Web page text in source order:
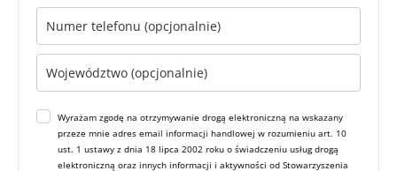
Wyrażam zgodę na otrzymywanie drogą elektroniczną na wskazany
przeze mnie adres email informacji handlowej w rozumieniu art. 10
ust. 1 ustawy z dnia 18 lipca 2002 roku o świadczeniu usług drogą
elektroniczną oraz innych informacji i aktywności od Stowarzyszenia